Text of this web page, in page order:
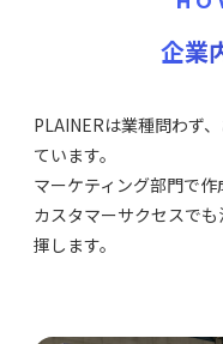
企業
PLAINERは業種問わず
ています。
マーケティング部門で
カスタマーサクセスで
揮します。